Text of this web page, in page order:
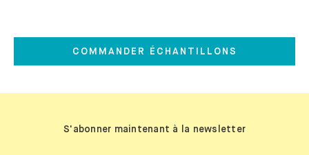
COMMANDER ÉCHANTILLONS
S'abonner maintenant à la newsletter